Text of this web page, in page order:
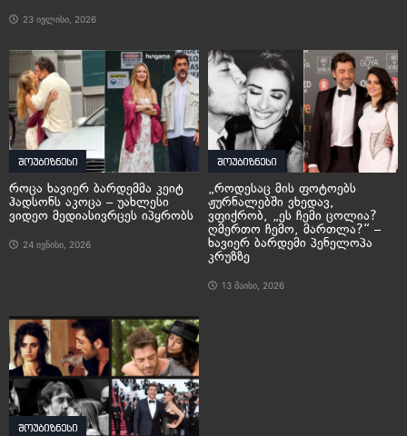
23 ივლისი, 2026
შოუბიზნესი
როცა ხავიერ ბარდემმა კეიტ
ჰადსონს აკოცა – უახლესი
ვიდეო მედიასივრცეს იპყრობს
24 ივნისი, 2026
შოუბიზნესი
„როდესაც მის ფოტოებს
ჟურნალებში ვხედავ,
ვფიქრობ, „ეს ჩემი ცოლია?
ღმერთო ჩემო, მართლა?“ –
ხავიერ ბარდემი პენელოპა
კრუზზე
13 მაისი, 2026
შოუბიზნესი